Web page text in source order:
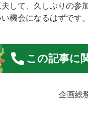
して、久しぶりの参
機会になるはずです。
この記事に
企画総